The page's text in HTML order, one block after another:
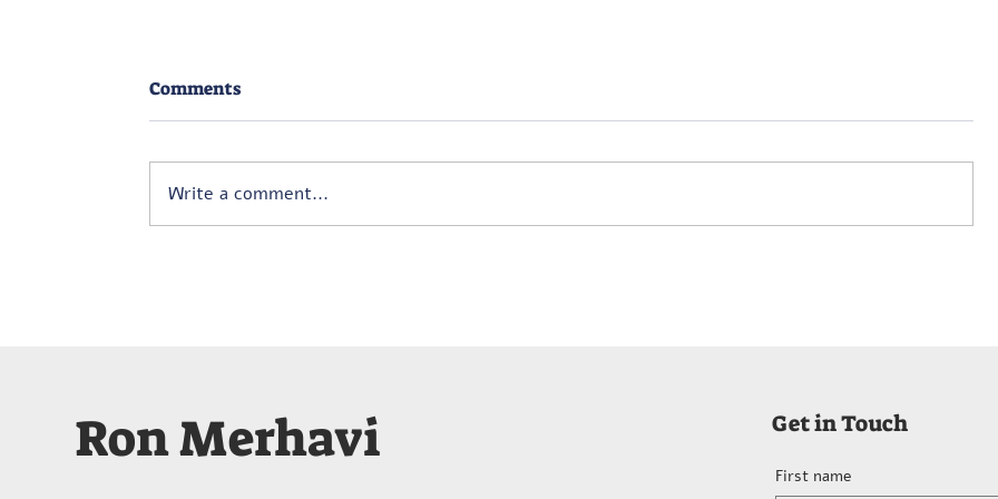
Comments
Write a comment...
Ron Merhavi Get in Touch
First name